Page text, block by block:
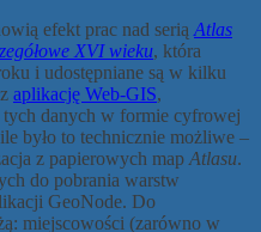
efekt prac nad serią Atlas
XVI wieku, która
i udostępniane są w kilku
aplikację Web-GIS,
tych danych w formie cyfrowej
było to technicznie możliwe –
z papierowych map Atlasu.
do pobrania warstw
GeoNode. Do
miejscowości (zarówno w